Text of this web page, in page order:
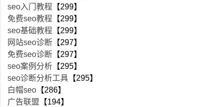
seo入门教程 【299】
免费seo教程 【299】
seo基础教程 【299】
网站seo诊断 【297】
免费seo诊断 【297】
seo案例分析 【295】
seo诊断分析工具 【295】
白帽seo 【286】
广告联盟 【194】